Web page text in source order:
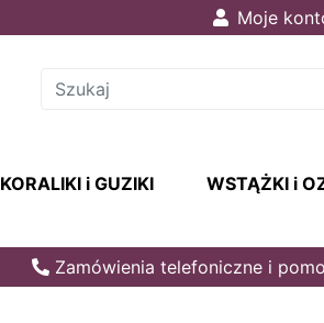
Moje
KORALIKI i GUZIKI WSTĄŻKI i
Zamówienia telefoniczne i